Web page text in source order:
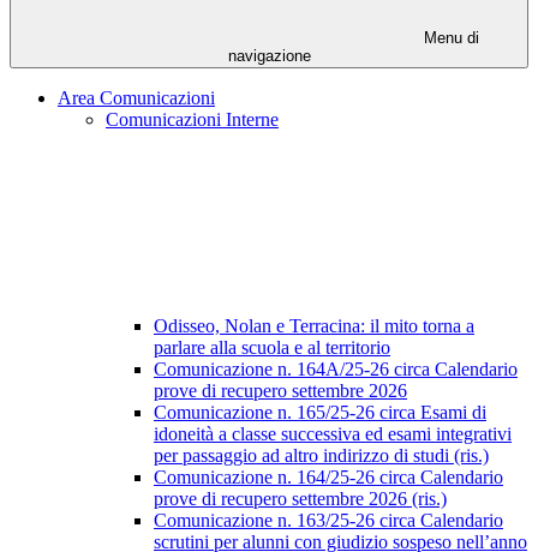
Menu di
navigazione
Area Comunicazioni
Comunicazioni Interne
Odisseo, Nolan e Terracina: il mito torna a
parlare alla scuola e al territorio
Comunicazione n. 164A/25-26 circa Calendario
prove di recupero settembre 2026
Comunicazione n. 165/25-26 circa Esami di
idoneità a classe successiva ed esami integrativi
per passaggio ad altro indirizzo di studi (ris.)
Comunicazione n. 164/25-26 circa Calendario
prove di recupero settembre 2026 (ris.)
Comunicazione n. 163/25-26 circa Calendario
scrutini per alunni con giudizio sospeso nell’anno